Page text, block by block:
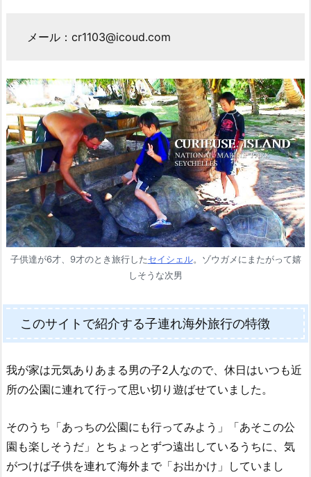
メール：cr1103@icoud.com
子供達が6才、9才のとき旅行したセイシェル。ゾウガメにまたがって嬉
しそうな次男
このサイトで紹介する子連れ海外旅行の特徴
我が家は元気ありあまる男の子2人なので、休日はいつも近
所の公園に連れて行って思い切り遊ばせていました。
そのうち「あっちの公園にも行ってみよう」「あそこの公
園も楽しそうだ」とちょっとずつ遠出しているうちに、気
がつけば子供を連れて海外まで「お出かけ」していまし